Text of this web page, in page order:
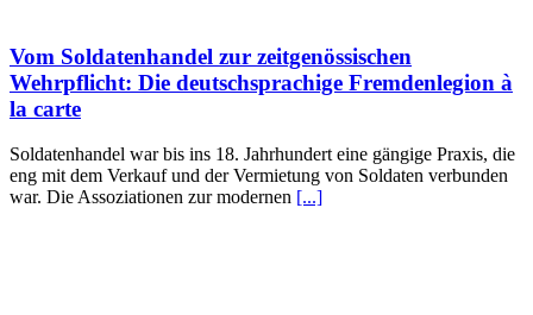
Vom Soldatenhandel zur zeitgenössischen
Wehrpflicht: Die deutschsprachige Fremdenlegion à
la carte
Soldatenhandel war bis ins 18. Jahrhundert eine gängige Praxis, die
eng mit dem Verkauf und der Vermietung von Soldaten verbunden
war. Die Assoziationen zur modernen [...]